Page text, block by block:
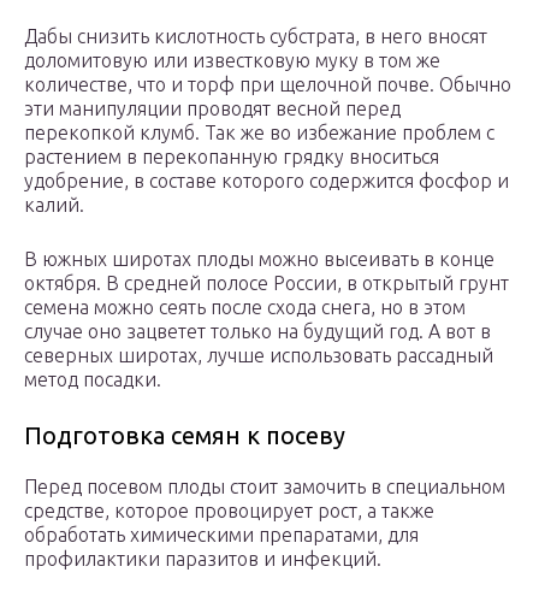
Дабы снизить кислотность субстрата, в него вносят
доломитовую или известковую муку в том же
количестве, что и торф при щелочной почве. Обычно
эти манипуляции проводят весной перед
перекопкой клумб. Так же во избежание проблем с
растением в перекопанную грядку вноситься
удобрение, в составе которого содержится фосфор и
калий.
В южных широтах плоды можно высеивать в конце
октября. В средней полосе России, в открытый грунт
семена можно сеять после схода снега, но в этом
случае оно зацветет только на будущий год. А вот в
северных широтах, лучше использовать рассадный
метод посадки.
Подготовка семян к посеву
Перед посевом плоды стоит замочить в специальном
средстве, которое провоцирует рост, а также
обработать химическими препаратами, для
профилактики паразитов и инфекций.